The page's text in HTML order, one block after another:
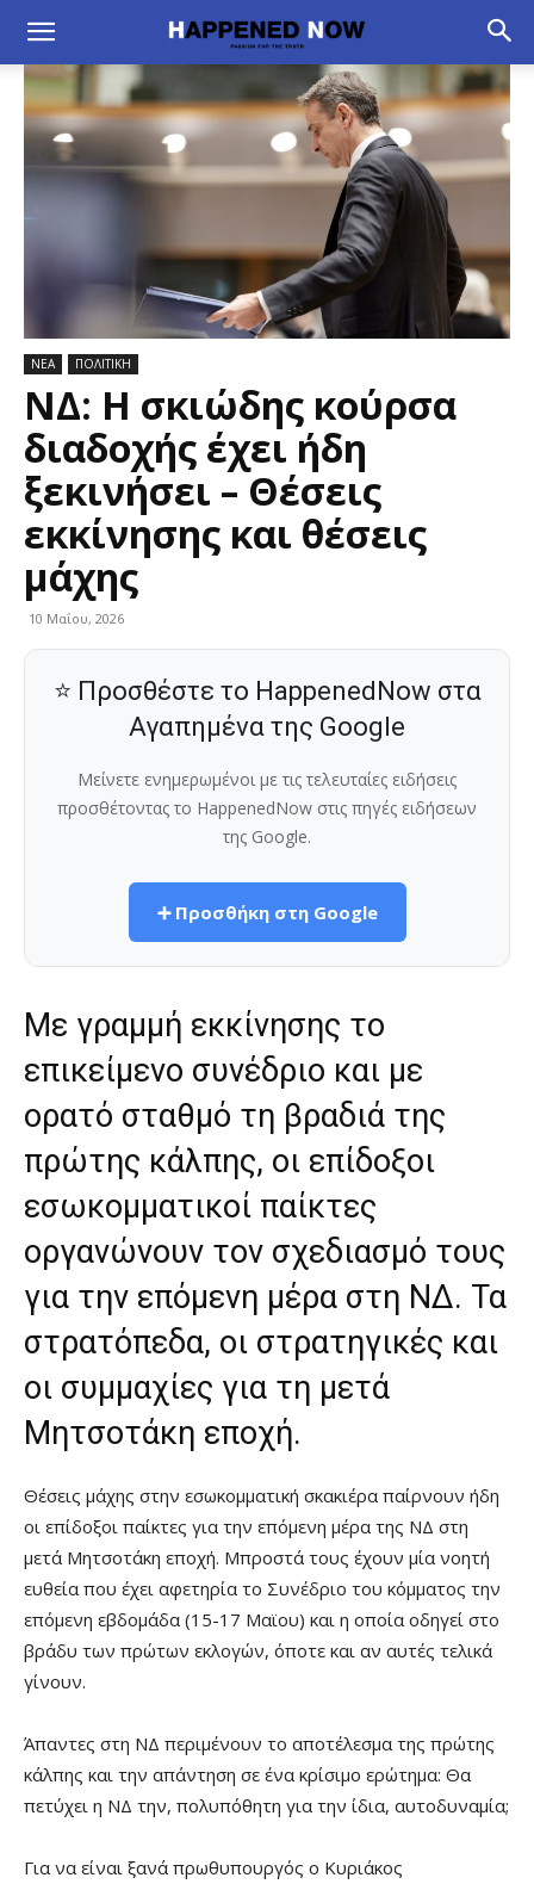
ΝΕΑ ΠΟΛΙΤΙΚΗ
ΝΔ: Η σκιώδης κούρσα
διαδοχής έχει ήδη
ξεκινήσει – Θέσεις
εκκίνησης και θέσεις
μάχης
10 Μαΐου, 2026
⭐ Προσθέστε το HappenedNow στα
Αγαπημένα της Google
Μείνετε ενημερωμένοι με τις τελευταίες ειδήσεις
προσθέτοντας το HappenedNow στις πηγές ειδήσεων
της Google.
➕ Προσθήκη στη Google
Με γραμμή εκκίνησης το
επικείμενο συνέδριο και με
ορατό σταθμό τη βραδιά της
πρώτης κάλπης, οι επίδοξοι
εσωκομματικοί παίκτες
οργανώνουν τον σχεδιασμό τους
για την επόμενη μέρα στη ΝΔ. Τα
στρατόπεδα, οι στρατηγικές και
οι συμμαχίες για τη μετά
Μητσοτάκη εποχή.
Θέσεις μάχης στην εσωκομματική σκακιέρα παίρνουν ήδη
οι επίδοξοι παίκτες για την επόμενη μέρα της ΝΔ στη
μετά Μητσοτάκη εποχή. Μπροστά τους έχουν μία νοητή
ευθεία που έχει αφετηρία το Συνέδριο του κόμματος την
επόμενη εβδομάδα (15-17 Μαϊου) και η οποία οδηγεί στο
βράδυ των πρώτων εκλογών, όποτε και αν αυτές τελικά
γίνουν.
Άπαντες στη ΝΔ περιμένουν το αποτέλεσμα της πρώτης
κάλπης και την απάντηση σε ένα κρίσιμο ερώτημα: Θα
πετύχει η ΝΔ την, πολυπόθητη για την ίδια, αυτοδυναμία;
Για να είναι ξανά πρωθυπουργός ο Κυριάκος